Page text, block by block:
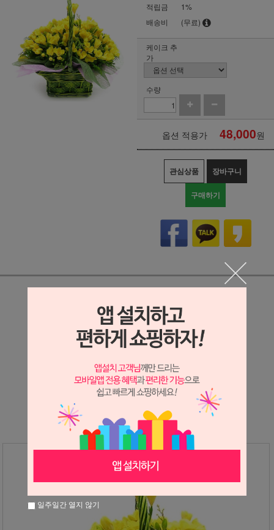
적립금
1%
배송비
(무료)
케이크 추
가
수량
옵션 적용가 48,000원
관심상품 장바구니
구매하기
상세정보 새창 열기
상세 정보를 확대해 보실 수 있습니다.
※ 필독해주세요 ※
후리지아는
에만 진행가능한 상품입니다.
그 외 시즌에는 다른상품으로 대체 안내드리고 있으니
참고하시어 구매해주시면 감사하겠습니다
일주일간 열지 않기